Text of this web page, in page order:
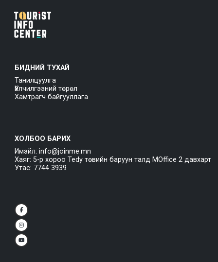
БИДНИЙ ТУХАЙ
Танилцуулга
Үйлчилгээний төрөл
Хамтрагч байгууллага
ХОЛБОО БАРИХ
Имэйл: info@joinme.mn
Хаяг: 5-р хороо Tedy төвийн баруун талд MOffice 2 давхарт
Утас: 7744 3939